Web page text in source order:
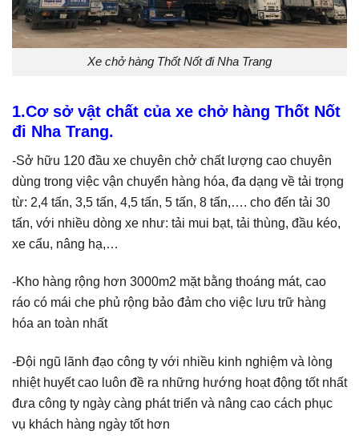
Xe chở hàng Thốt Nốt đi Nha Trang
1.Cơ sở vật chất của xe chở hàng Thốt Nốt
đi Nha Trang.
-Sở hữu 120 đầu xe chuyên chở chất lượng cao chuyên
dùng trong việc vận chuyển hàng hóa, đa dạng về tải trọng
từ: 2,4 tấn, 3,5 tấn, 4,5 tấn, 5 tấn, 8 tấn,…. cho đến tải 30
tấn, với nhiều dòng xe như: tải mui bạt, tải thùng, đầu kéo,
xe cẩu, nâng hạ,…
-Kho hàng rộng hơn 3000m2 mặt bằng thoáng mát, cao
ráo có mái che phủ rộng bảo đảm cho việc lưu trữ hàng
hóa an toàn nhất
-Đội ngũ lãnh đạo công ty với nhiều kinh nghiệm và lòng
nhiệt huyết cao luôn đề ra những hướng hoạt động tốt nhất
đưa công ty ngày càng phát triển và nâng cao cách phục
vụ khách hàng ngày tốt hơn